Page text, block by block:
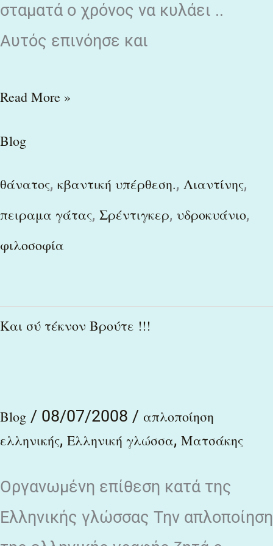
σταματά ο χρόνος να κυλάει ..
Αυτός επινόησε και
Read More »
Blog
θάνατος, κβαντική υπέρθεση., Λιαντίνης,
πειραμα γάτας, Σρέντιγκερ, υδροκυάνιο,
φιλοσοφία
Και σύ τέκνον Βρούτε !!!
Blog / 08/07/2008 / απλοποίηση
ελληνικής, Ελληνική γλώσσα, Ματσάκης
Οργανωμένη επίθεση κατά της
Ελληνικής γλώσσας Την απλοποίηση
Και
!!!